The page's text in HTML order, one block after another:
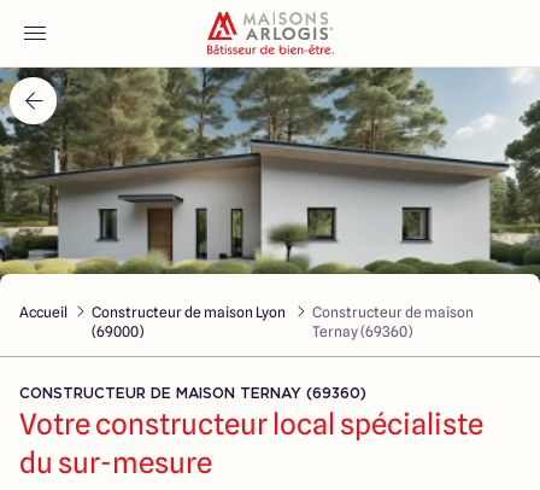
Accueil
Nos maisons
Nos annonces
Votre projet
Qui sommes-nous
Accueil
Constructeur de maison Lyon
(69000)
Constructeur de maison
Ternay (69360)
CONSTRUCTEUR DE MAISON TERNAY (69360)
Votre constructeur local spécialiste
du sur-mesure